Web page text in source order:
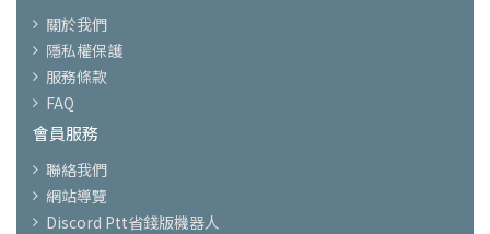
關於我們
隱私權保護
服務條款
FAQ
會員服務
聯絡我們
網站導覽
Discord Ptt省錢版機器人